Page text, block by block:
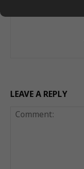
LEAVE A REPLY